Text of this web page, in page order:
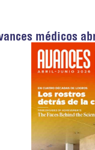
médicos